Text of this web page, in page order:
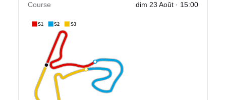
Course dim 23 Août · 15:00
S1 S2 S3